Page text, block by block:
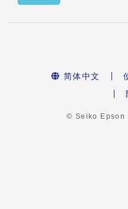
简体中文
© Seiko